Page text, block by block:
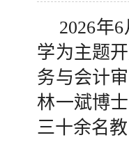
2026年
学为主题
务与会计
林一斌博
三十余名